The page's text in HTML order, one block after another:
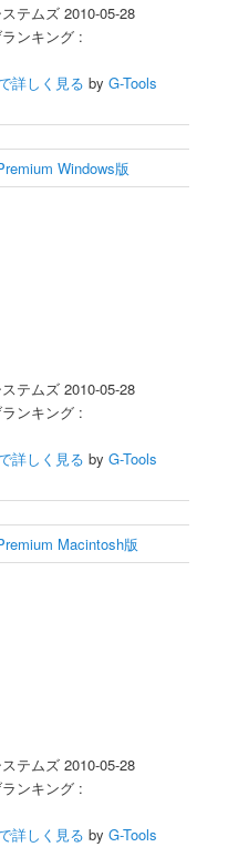
テムズ 2010-05-28
ンキング :
詳しく見る byG-Tools
Windows版
テムズ 2010-05-28
ンキング :
詳しく見る byG-Tools
Macintosh版
テムズ 2010-05-28
ンキング :
詳しく見る byG-Tools